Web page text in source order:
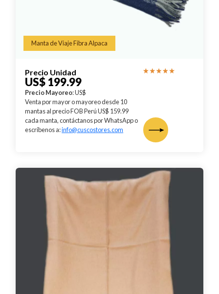
Manta de Viaje Fibra Alpaca
Precio Unidad
US$ 199.99
Precio Mayoreo: US$
Venta por mayor o mayoreo desde 10
mantas al precio FOB Perú US$ 159.99
cada manta, contáctanos por WhatsApp o
escríbenos a:info@cuscostores.com